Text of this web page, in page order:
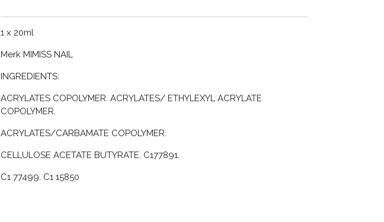
1 x 20ml
Merk MIMISS NAIL
INGREDIENTS:
ACRYLATES COPOLYMER. ACRYLATES/ ETHYLEXYL ACRYLATE
COPOLYMER.
ACRYLATES/CARBAMATE COPOLYMER.
CELLULOSE ACETATE BUTYRATE. C177891.
C1 77499. C1 15850